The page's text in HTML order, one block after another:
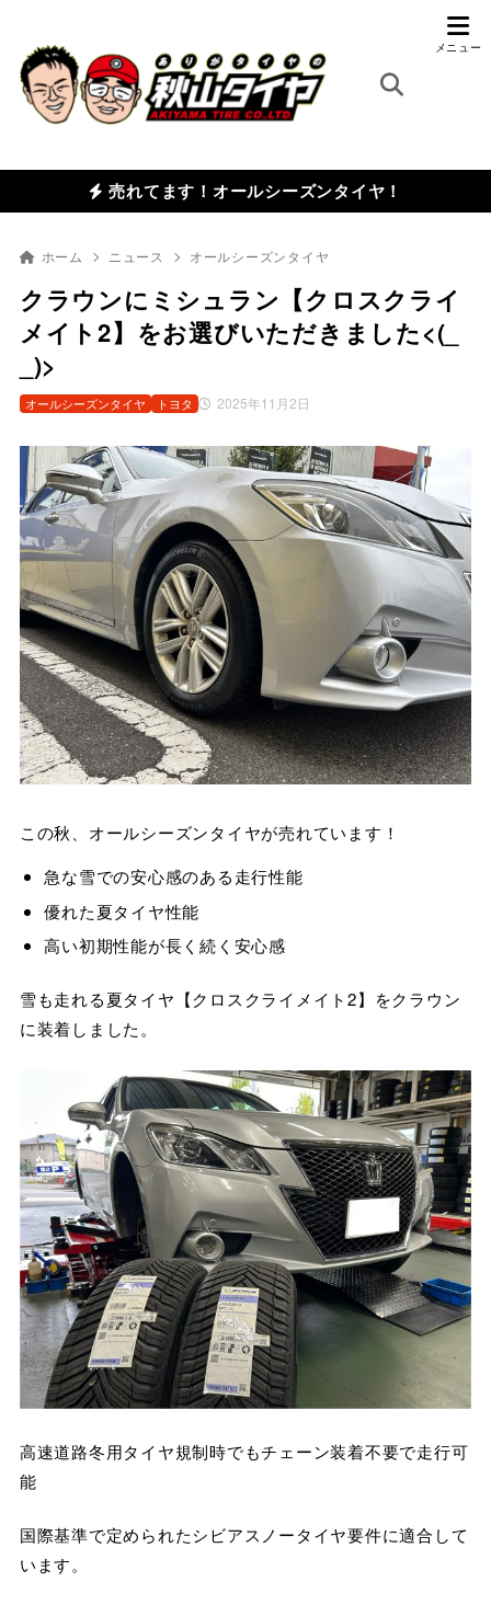
売れてます！オールシーズンタイヤ！
ホーム ニュース オールシーズンタイヤ
クラウンにミシュラン【クロスクライ
メイト2】をお選びいただきました<(_
_)>
2025年11月2日
オールシーズンタイヤ トヨタ
この秋、オールシーズンタイヤが売れています！
急な雪での安心感のある走行性能
優れた夏タイヤ性能
高い初期性能が長く続く安心感
雪も走れる夏タイヤ【クロスクライメイト2】をクラウン
に装着しました。
高速道路冬用タイヤ規制時でもチェーン装着不要で走行可
能
国際基準で定められたシビアスノータイヤ要件に適合して
います。